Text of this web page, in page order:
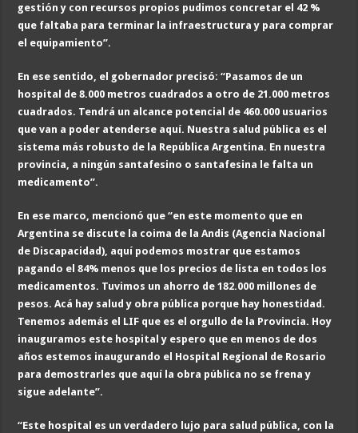
gestión y con recursos propios pudimos concretar el 42 %
que faltaba para terminar la infraestructura y para comprar
el equipamiento”.
En ese sentido, el gobernador precisó: “Pasamos de un
hospital de 8.000 metros cuadrados a otro de 21.000 metros
cuadrados. Tendrá un alcance potencial de 460.000 usuarios
que van a poder atenderse aquí. Nuestra salud pública es el
sistema más robusto de la República Argentina. En nuestra
provincia, a ningún santafesino o santafesina le falta un
medicamento”.
En ese marco, mencionó que “en este momento que en
Argentina se discute la coima de la Andis (Agencia Nacional
de Discapacidad), aquí podemos mostrar que estamos
pagando el 84% menos que los precios de lista en todos los
medicamentos. Tuvimos un ahorro de 182.000 millones de
pesos. Acá hay salud y obra pública porque hay honestidad.
Tenemos además el LIF que es el orgullo de la Provincia. Hoy
inauguramos este hospital y espero que en menos de dos
años estemos inaugurando el Hospital Regional de Rosario
para demostrarles que aquí la obra pública no se frena y
sigue adelante”.
“Este hospital es un verdadero lujo para salud pública, con la